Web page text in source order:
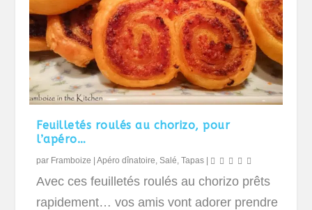
Feuilletés roulés au chorizo, pour
l’apéro…
par Framboize |Apéro dînatoire ,Salé ,Tapas |
Avec ces feuilletés roulés au chorizo prêts
rapidement… vos amis vont adorer prendre